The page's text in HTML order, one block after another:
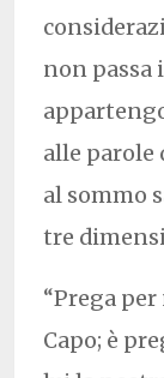
non passa
alle parole
al sommo
tre
“Prega
Capo; è